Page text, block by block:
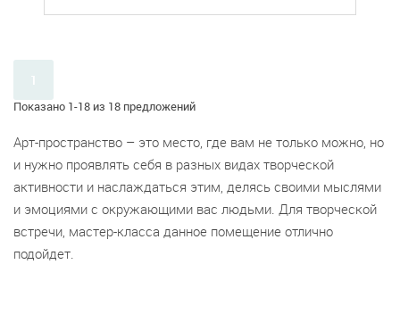
Показано 1-18 из 18 предложений
1
Арт-пространство – это место, где вам не только можно, но
и нужно проявлять себя в разных видах творческой
активности и наслаждаться этим, делясь своими мыслями
и эмоциями с окружающими вас людьми. Для творческой
встречи, мастер-класса данное помещение отлично
подойдет.